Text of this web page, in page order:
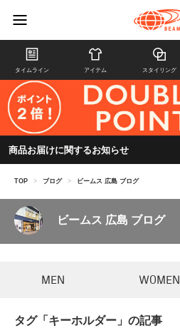
タイムライン アイテム スタイリング
商品お届けに関するお知らせ
TOP > ブログ > ビームス 広島 ブログ
ビームス 広島 ブログ
MEN WOMEN
タグ「キーホルダー」の記事